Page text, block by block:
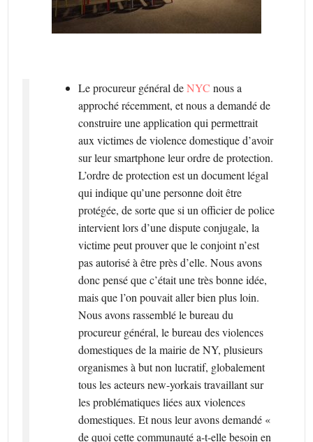
Le procureur général deNYC nous a
approché récemment, et nous a demandé de
construire une application qui permettrait
aux victimes de violence domestique d’avoir
sur leur smartphone leur ordre de protection.
L’ordre de protection est un document légal
qui indique qu’une personne doit être
protégée, de sorte que si un officier de police
intervient lors d’une dispute conjugale, la
victime peut prouver que le conjoint n’est
pas autorisé à être près d’elle. Nous avons
donc pensé que c’était une très bonne idée,
mais que l’on pouvait aller bien plus loin.
Nous avons rassemblé le bureau du
procureur général, le bureau des violences
domestiques de la mairie de NY, plusieurs
organismes à but non lucratif, globalement
tous les acteurs new-yorkais travaillant sur
les problématiques liées aux violences
domestiques. Et nous leur avons demandé «
de quoi cette communauté a-t-elle besoin en